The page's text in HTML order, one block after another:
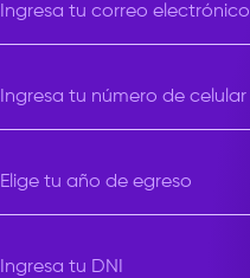
Ingresa tu correo electrónico
Ingresa tu número de celular
Elige tu año de egreso
Ingresa tu DNI